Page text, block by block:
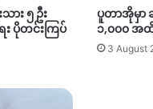
း ၅ ဦး
း ပိုတင်းကြပ်
ပူတာအိုမှာ
၁,၀၀၀ အ
3 August